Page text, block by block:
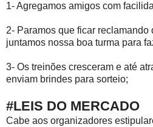
1- Agregamos amigos com
2- Paramos que ficar reclamando
juntamos nossa boa turma para
3- Os treinões cresceram e até
enviam brindes para sorteio;
#LEIS DO MERCADO
Cabe aos organizadores